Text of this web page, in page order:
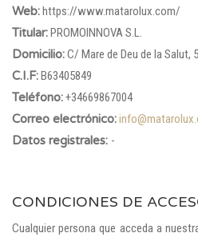
Web:https://www.matarolux.com/
Titular:PROMOINNOVA S.L.
Domicilio:C/ Mare de Deu de la Salut,
C.I.F:B63405849
Teléfono:+34669867004
Correo electrónico:
Datos registrales: -
CONDICIONES DE
Cualquier persona que acceda a